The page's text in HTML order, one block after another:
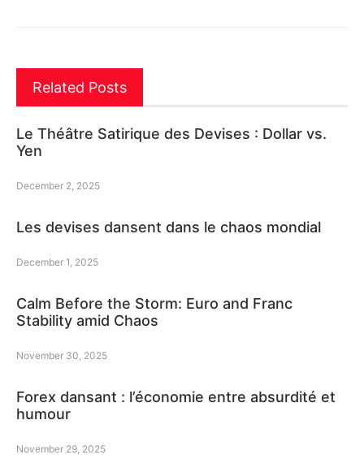
Related Posts
Le Théâtre Satirique des Devises : Dollar vs.
Yen
December 2, 2025
Les devises dansent dans le chaos mondial
December 1, 2025
Calm Before the Storm: Euro and Franc
Stability amid Chaos
November 30, 2025
Forex dansant : l’économie entre absurdité et
humour
November 29, 2025